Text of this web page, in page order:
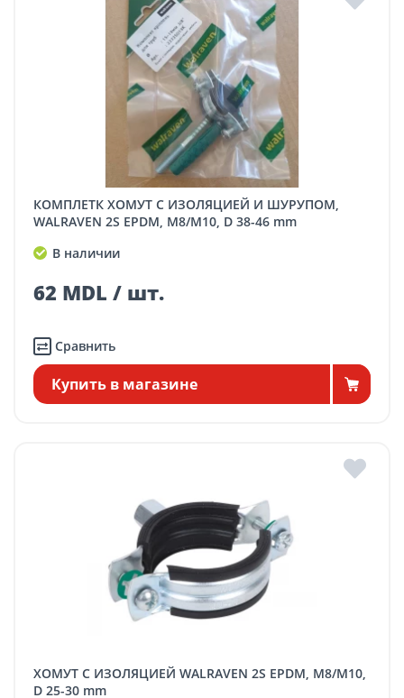
КОМПЛЕТК ХОМУТ С ИЗОЛЯЦИЕЙ И ШУРУПОМ,
WALRAVEN 2S EPDM, M8/M10, D 38-46 mm
В наличии
62 MDL / шт.
Сравнить
Купить в магазине
ХОМУТ С ИЗОЛЯЦИЕЙ WALRAVEN 2S EPDM, M8/M10,
D 25-30 mm